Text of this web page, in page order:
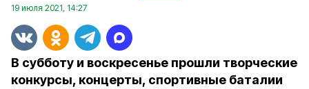
19 июля 2021, 14:27
В субботу и воскресенье прошли творческие
конкурсы, концерты, спортивные баталии